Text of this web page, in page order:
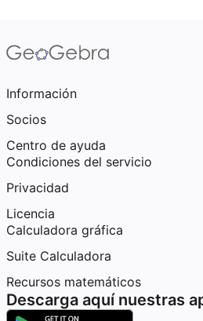
Información
Socios
Centro de ayuda
Condiciones del servicio
Privacidad
Licencia
Calculadora gráfica
Suite Calculadora
Recursos matemáticos
Descarga aquí nuestras